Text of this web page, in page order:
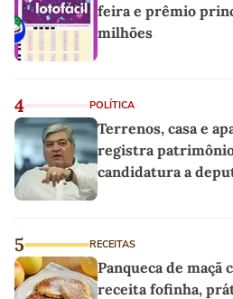
feira e prêmio
milhões
4 POLÍTICA
Terrenos, casa e
registra
candidatura a
5 RECEITAS
Panqueca de maçã
receita fofinha,